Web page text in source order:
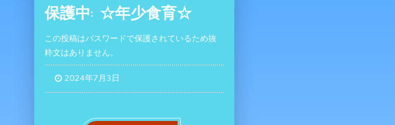
保護中: ☆年少食育☆
この投稿はパスワードで保護されているため抜
粋文はありません。
2024年7月3日